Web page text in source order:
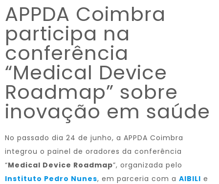
de
acessibilidade.
APPDA Coimbra
participa na
conferência
“Medical Device
Roadmap” sobre
inovação em saúde
No passado dia 24 de junho, a APPDA Coimbra
integrou o painel de oradores da conferência
“Medical Device Roadmap”, organizada pelo
Instituto Pedro Nunes, em parceria com a AIBILI e